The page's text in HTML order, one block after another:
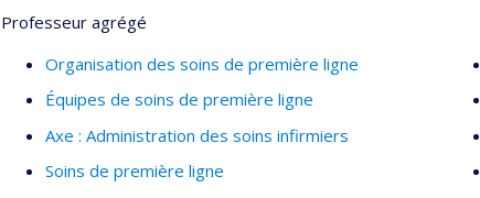
professionnels de la santé, gestionnaires) et d’en évaluer les
La sensibilisation de la population. Pour améliorer
responsabiliser la population aux phénomènes du mourir, de
projets visent ainsi le développement des connaissances et
proches aidantes représentent la pierre angulaire des SPFV,
Professeur agrégé
Organisation des soins de première ligne
Équipes de soins de première ligne
Axe : Administration des soins infirmiers
Soins de première ligne